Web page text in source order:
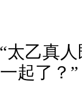
乙真
起了？”